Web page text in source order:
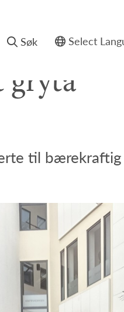
Søk
Translate
gryta
til